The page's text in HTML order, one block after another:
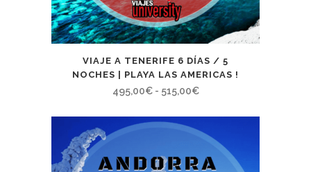
VIAJE A TENERIFE 6 DÍAS / 5
NOCHES | PLAYA LAS AMERICAS !
495,00€ - 515,00€Rango
desde
495,00€